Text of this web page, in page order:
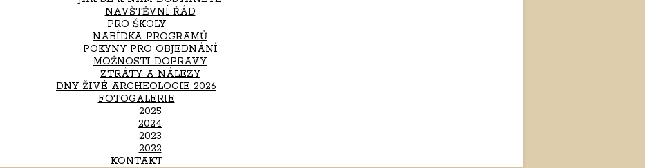
NÁVŠTĚVNÍ ŘÁD
PRO ŠKOLY
NABÍDKA PROGRAMŮ
POKYNY PRO OBJEDNÁNÍ
MOŽNOSTI DOPRAVY
ZTRÁTY A NÁLEZY
DNY ŽIVÉ ARCHEOLOGIE 2026
FOTOGALERIE
2025
2024
2023
2022
KONTAKT